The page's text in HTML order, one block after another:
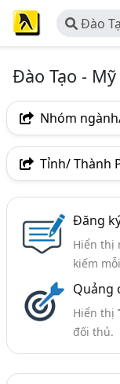
Đào
Tiện
Đào Tạo -
Nhóm
Ngành nghề
Ngành xem
Đào Tạo - Các
Tỉnh/ Thành
Đăng
Hiển thị
kiếm
Quảng
Hiển thị
đối thủ.